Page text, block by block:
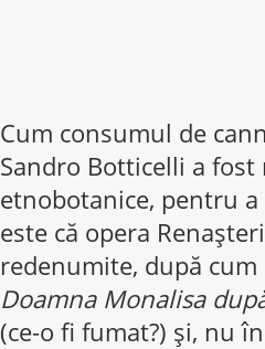
Cum consumul de
Sandro Botticelli a
etnobotanice, pentru
este că opera
redenumite, după cum
Doamna Monalisa
(ce-o fi fumat?) şi, nu